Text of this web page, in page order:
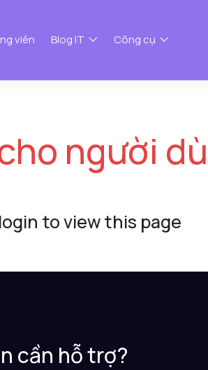
viên Blog IT Công cụ
người
to view this page
cần hỗ trợ?